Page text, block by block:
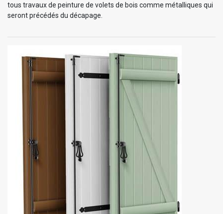
tous travaux de peinture de volets de bois comme métalliques qui
seront précédés du décapage.